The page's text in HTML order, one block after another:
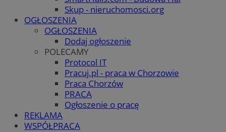
Skup - nieruchomosci.org
OGŁOSZENIA
OGŁOSZENIA
Dodaj ogłoszenie
POLECAMY
Protocol IT
Pracuj.pl - praca w Chorzowie
Praca Chorzów
PRACA
Ogłoszenie o pracę
REKLAMA
WSPÓŁPRACA